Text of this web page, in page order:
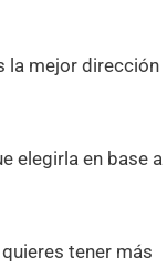
la mejor dirección
elegirla en base a
tener más